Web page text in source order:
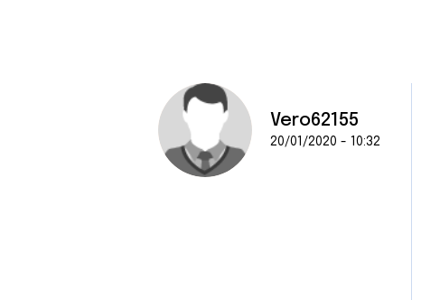
Vero62155
20/01/2020 - 10:32